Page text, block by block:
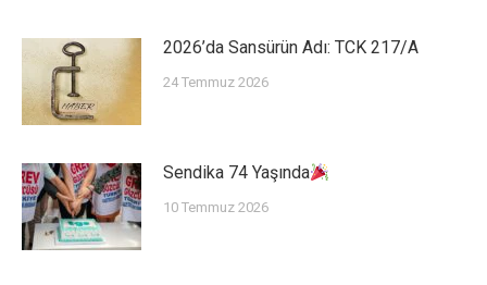
2026’da Sansürün Adı: TCK 217/A
24 Temmuz 2026
Sendika 74 Yaşında
10 Temmuz 2026